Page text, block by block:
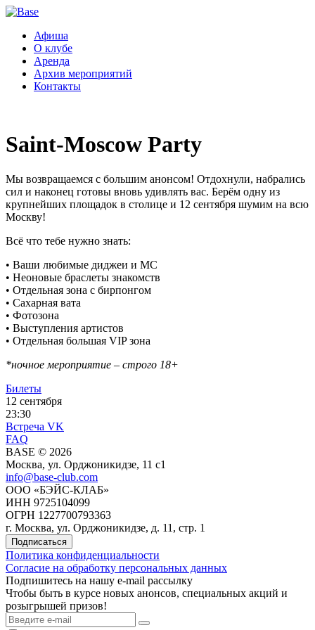
Афиша
О клубе
Аренда
Архив мероприятий
Контакты
Saint-Moscow Party
Мы возвращаемся с большим анонсом! Отдохнули, набрались
сил и наконец готовы вновь удивлять вас. Берём одну из
крупнейших площадок в столице и 12 сентября шумим на вcю
Москву!
Всё что тебе нужно знать:
• Ваши любимые диджеи и МС
• Неоновые браслеты знакомств
• Отдельная зона с бирпонгом
• Сахарная вата
• Фотозона
• Выступления артистов
• Отдельная большая VIP зона
*ночное мероприятие – строго 18+
Билеты
12 сентября
23:30
Встреча VK
FAQ
BASE © 2026
Москва, ул. Орджоникидзе, 11 c1
info@base-club.com
ООО «БЭЙС-КЛАБ»
ИНН 9725104099
ОГРН 1227700793363
г. Москва, ул. Орджоникидзе, д. 11, стр. 1
Подписаться
Политика конфиденциальности
Согласие на обработку персональных данных
Подпишитесь на нашу e-mail рассылку
Чтобы быть в курсе новых анонсов, специальных акций и
розыгрышей призов!